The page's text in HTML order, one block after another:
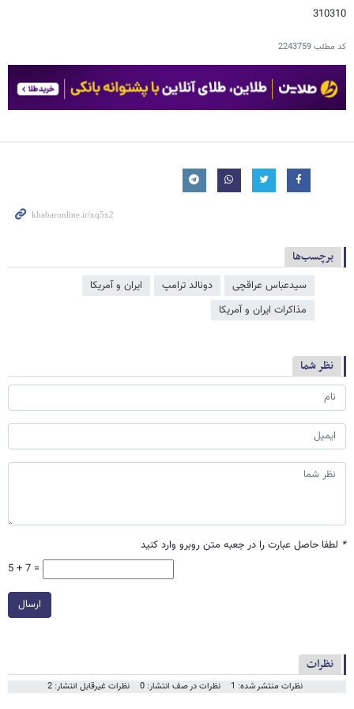
310310
کد مطلب2243759
برچسب‌ها
سیدعباس عراقچی دونالد ترامپ
ایران و آمریکا
مذاکرات ایران و آمریکا
نظر شما
* لطفا حاصل عبارت را در جعبه متن روبرو وارد کنید
5 + 7 =
ارسال
نظرات
نظرات منتشر شده: 1 نظرات در صف انتشار: 0 نظرات غیرقابل انتشار: 2